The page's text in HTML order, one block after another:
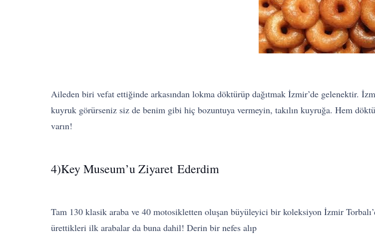
Aileden biri vefat ettiğinde arkasından lokma döktürüp dağıtmak İzmir’de gelenektir.
kuyruk görürseniz siz de benim gibi hiç bozuntuya vermeyin, takılın kuyruğa. Hem
varın!
4)KeyMuseum’uZiyaret Ederdim
Tam 130 klasik araba ve 40 motosikletten oluşan büyüleyici bir koleksiyon İzmir
ürettikleri ilk arabalar da buna dahil! Derin bir nefes alıp